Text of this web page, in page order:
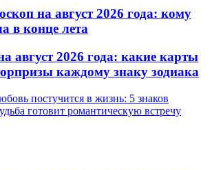
на август 2026 года: кому
в конце лета
август 2026 года: какие карты
каждому знаку зодиака
постучится в жизнь: 5 знаков
готовит романтическую встречу